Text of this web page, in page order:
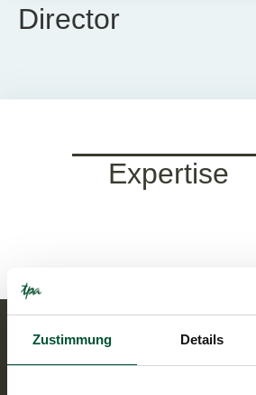
Zustimmung Details
Director
Expertise